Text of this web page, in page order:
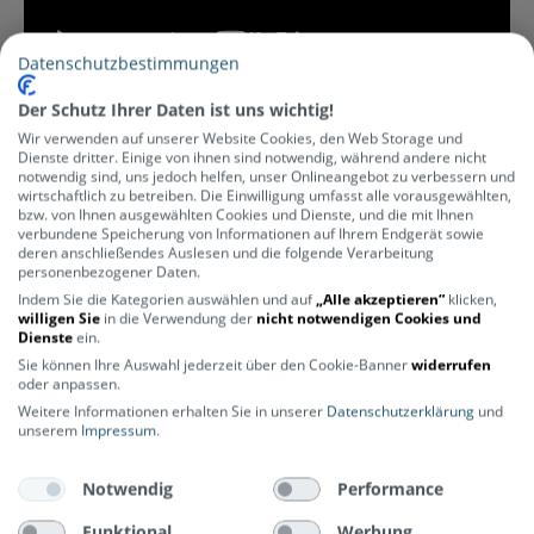
Herstellerinformationen
Hersteller Nummer
GU-TRA-EWKI
Hersteller
Johansson
Zubehör
Lastenrad-Zubehör
Datenschutzbestimmungen
Der Schutz Ihrer Daten ist uns wichtig!
Wir verwenden auf unserer Website Cookies, den Web Storage und
Dienste dritter. Einige von ihnen sind notwendig, während andere nicht
notwendig sind, uns jedoch helfen, unser Onlineangebot zu verbessern und
wirtschaftlich zu betreiben. Die Einwilligung umfasst alle vorausgewählten,
bzw. von Ihnen ausgewählten Cookies und Dienste, und die mit Ihnen
verbundene Speicherung von Informationen auf Ihrem Endgerät sowie
deren anschließendes Auslesen und die folgende Verarbeitung
personenbezogener Daten.
Indem Sie die Kategorien auswählen und auf„Alle akzeptieren“ klicken,
willigen Sie in die Verwendung der nicht notwendigen Cookies und
Diensteein.
Sie können Ihre Auswahl jederzeit über den Cookie-Bannerwiderrufen
oder anpassen.
Weitere Informationen erhalten Sie in unserer Datenschutzerklärung und
unserem Impressum.
Notwendig
Performance